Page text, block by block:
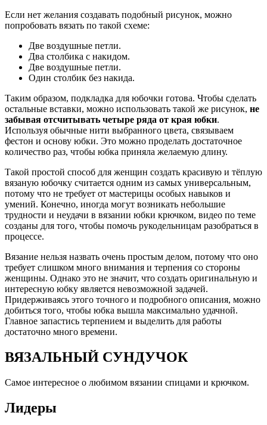
Если нет желания создавать подобный рисунок, можно
попробовать вязать по такой схеме:
Две воздушные петли.
Два столбика с накидом.
Две воздушные петли.
Один столбик без накида.
Таким образом, подкладка для юбочки готова. Чтобы сделать
остальные вставки, можно использовать такой же рисунок, не
забывая отсчитывать четыре ряда от края юбки.
Используя обычные нити выбранного цвета, связываем
фестон и основу юбки. Это можно проделать достаточное
количество раз, чтобы юбка приняла желаемую длину.
Такой простой способ для женщин создать красивую и тёплую
вязаную юбочку считается одним из самых универсальным,
потому что не требует от мастерицы особых навыков и
умений. Конечно, иногда могут возникать небольшие
трудности и неудачи в вязании юбки крючком, видео по теме
созданы для того, чтобы помочь рукодельницам разобраться в
процессе.
Вязание нельзя назвать очень простым делом, потому что оно
требует слишком много внимания и терпения со стороны
женщины. Однако это не значит, что создать оригинальную и
интересную юбку является невозможной задачей.
Придерживаясь этого точного и подробного описания, можно
добиться того, чтобы юбка вышла максимально удачной.
Главное запастись терпением и выделить для работы
достаточно много времени.
ВЯЗАЛЬНЫЙ СУНДУЧОК
Самое интересное о любимом вязании спицами и крючком.
Лидеры